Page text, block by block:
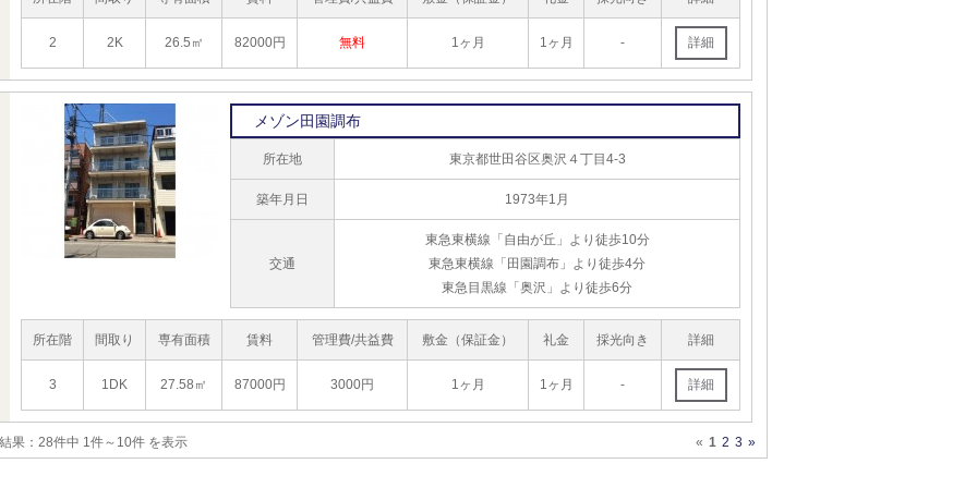
2 2K 26.5㎡ 82000円 無料 1ヶ月 1ヶ月 -
メゾン田園調布
所在地 東京都世田谷区奥沢４丁目4-3
築年月日 1973年1月
交通
東急東横線「自由が丘」より徒歩10分
東急東横線「田園調布」より徒歩4分
東急目黒線「奥沢」より徒歩6分
所在階 間取り 専有面積 賃料 管理費/共益費 敷金（保証金） 礼金 採光向き 詳細
3 1DK 27.58㎡ 87000円 3000円 1ヶ月 1ヶ月 -
果： 28件中 1件～10件 を表示 « 1 2 3 »